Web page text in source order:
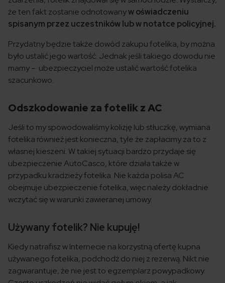
że ten fakt zostanie odnotowanyw oświadczeniu
spisanym przez uczestników lub w notatce policyjnej.
Przydatny będzie także dowód zakupu fotelika, by można
było ustalić jego wartość. Jednak jeśli takiego dowodu nie
mamy – ubezpieczyciel może ustalić wartość fotelika
szacunkowo.
Odszkodowanie za fotelik z AC
Jeśli to my spowodowaliśmy kolizję lub stłuczkę, wymiana
fotelika również jest konieczna, tyle że zapłacimy za to z
własnej kieszeni. W takiej sytuacji bardzo przydaje się
ubezpieczenie AutoCasco, które działa także w
przypadku kradzieży fotelika. Nie każda polisa AC
obejmuje ubezpieczenie fotelika, więc należy dokładnie
wczytać się w warunki zawieranej umowy.
Używany fotelik? Nie kupuję!
Kiedy natrafisz w Internecie na korzystną ofertę kupna
używanego fotelika, podchodź do niej z rezerwą. Nikt nie
zagwarantuje, że nie jest to egzemplarz powypadkowy.